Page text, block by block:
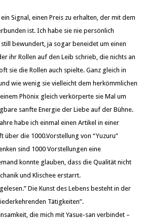
Signal, einen Preis zu erhalten, der mit dem
ist. Ich habe sie nie persönlich
bewundert, ja sogar beneidet um einen
ihr Rollen auf den Leib schrieb, die nichts an
sie die Rollen auch spielte. Ganz gleich in
wie wenig sie vielleicht dem herkömmlichen
Phönix gleich verkörperte sie Mal um
sanfte Energie der Liebe auf der Bühne.
habe ich einmal einen Artikel in einer
über die 1000.Vorstellung von “Yuzuru”
sind 1000 Vorstellungen eine
konnte glauben, dass die Qualität nicht
und Klischee erstarrt.
Die Kunst des Lebens besteht in der
Tätigkeiten”.
die mich mit Yasue-san verbindet –